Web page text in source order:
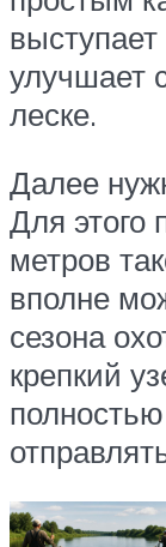
улучшает
леске.
Далее
Для этого
метров
вполне
сезона
крепкий